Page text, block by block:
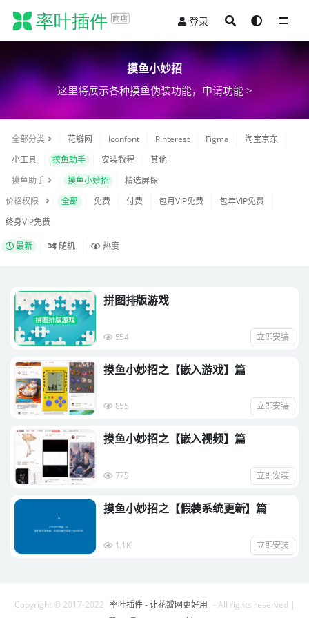
登录
摸鱼小妙招
这里将展示各种摸鱼伪装功能， 申请功能 >
全部分类 花瓣网 Iconfont Pinterest Figma
淘宝京东
小工具
摸鱼助手 安装教程
其他
摸鱼助手
摸鱼小妙招
精选屏保
价格权限
全部 免费 付费 包月VIP免费
包年VIP免费
终身VIP免费
最新 随机 热度
拼图排版游戏
554 立即安装
摸鱼小妙招之【嵌入游戏】篇
855 立即安装
摸鱼小妙招之【嵌入视频】篇
775 立即安装
摸鱼小妙招之【假装系统更新】篇
1.1K 立即安装
Copyright © 2017-2022 率叶插件 - 让花瓣网更好用 - All rights reserved |